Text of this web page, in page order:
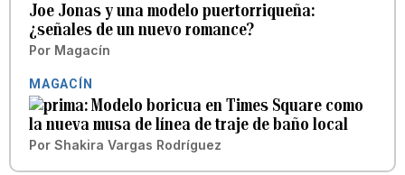
Joe Jonas y una modelo puertorriqueña:
¿señales de un nuevo romance?
Por Magacín
MAGACÍN
Modelo boricua en Times Square como
la nueva musa de línea de traje de baño local
Por Shakira Vargas Rodríguez